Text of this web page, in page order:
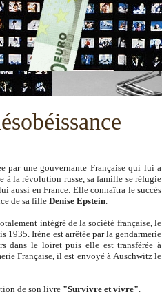
par une gouvernante Française qui lui a
à la révolution russe, sa famille se réfugie
aussi en France. Elle connaîtra le succès
de sa filleDenise Epstein.
intégré de la société française, le
1935. Irène est arrêtée par la gendarmerie
dans le loiret puis elle est transférée à
Française, il est envoyé à Auschwitz le
de son livre "Survivre et vivre".